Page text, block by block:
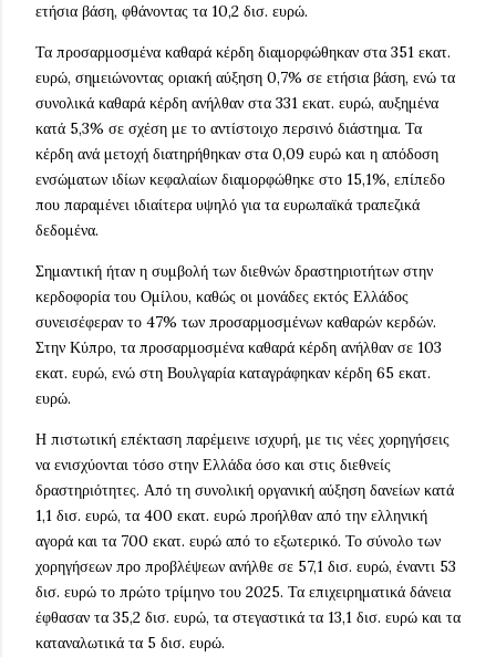
ετήσια βάση, φθάνοντας τα 10,2 δισ. ευρώ.
Τα προσαρμοσμένα καθαρά κέρδη διαμορφώθηκαν στα 351 εκατ.
ευρώ, σημειώνοντας οριακή αύξηση 0,7% σε ετήσια βάση, ενώ τα
συνολικά καθαρά κέρδη ανήλθαν στα 331 εκατ. ευρώ, αυξημένα
κατά 5,3% σε σχέση με το αντίστοιχο περσινό διάστημα. Τα
κέρδη ανά μετοχή διατηρήθηκαν στα 0,09 ευρώ και η απόδοση
ενσώματων ιδίων κεφαλαίων διαμορφώθηκε στο 15,1%, επίπεδο
που παραμένει ιδιαίτερα υψηλό για τα ευρωπαϊκά τραπεζικά
δεδομένα.
Σημαντική ήταν η συμβολή των διεθνών δραστηριοτήτων στην
κερδοφορία του Ομίλου, καθώς οι μονάδες εκτός Ελλάδος
συνεισέφεραν το 47% των προσαρμοσμένων καθαρών κερδών.
Στην Κύπρο, τα προσαρμοσμένα καθαρά κέρδη ανήλθαν σε 103
εκατ. ευρώ, ενώ στη Βουλγαρία καταγράφηκαν κέρδη 65 εκατ.
ευρώ.
Η πιστωτική επέκταση παρέμεινε ισχυρή, με τις νέες χορηγήσεις
να ενισχύονται τόσο στην Ελλάδα όσο και στις διεθνείς
δραστηριότητες. Από τη συνολική οργανική αύξηση δανείων κατά
1,1 δισ. ευρώ, τα 400 εκατ. ευρώ προήλθαν από την ελληνική
αγορά και τα 700 εκατ. ευρώ από το εξωτερικό. Το σύνολο των
χορηγήσεων προ προβλέψεων ανήλθε σε 57,1 δισ. ευρώ, έναντι 53
δισ. ευρώ το πρώτο τρίμηνο του 2025. Τα επιχειρηματικά δάνεια
έφθασαν τα 35,2 δισ. ευρώ, τα στεγαστικά τα 13,1 δισ. ευρώ και τα
καταναλωτικά τα 5 δισ. ευρώ.